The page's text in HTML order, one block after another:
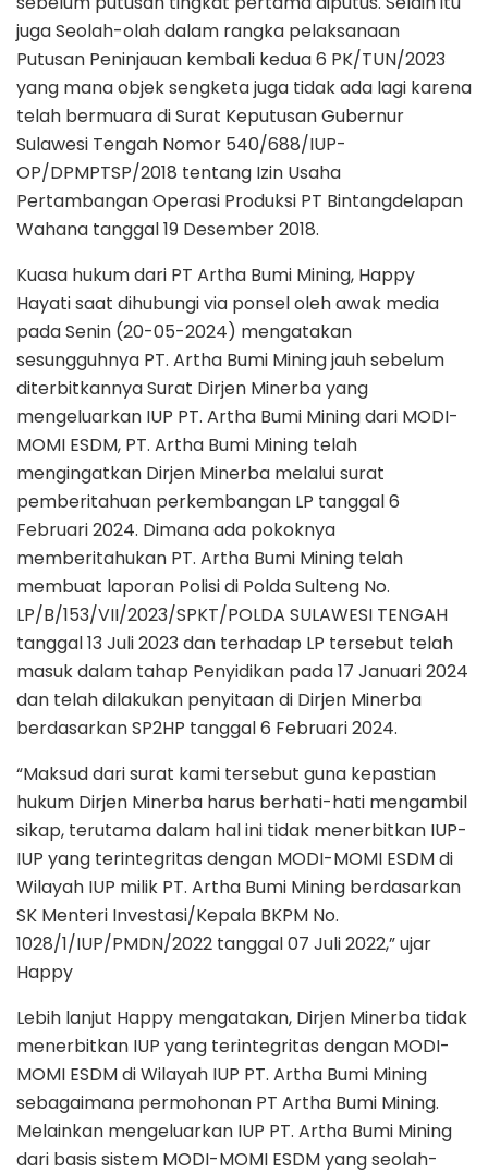
juga Seolah-olah dalam rangka pelaksanaan
Putusan Peninjauan kembali kedua 6 PK/TUN/2023
yang mana objek sengketa juga tidak ada lagi karena
telah bermuara di Surat Keputusan Gubernur
Sulawesi Tengah Nomor 540/688/IUP-
OP/DPMPTSP/2018 tentang Izin Usaha
Pertambangan Operasi Produksi PT Bintangdelapan
Wahana tanggal 19 Desember 2018.
Kuasa hukum dari PT Artha Bumi Mining, Happy
Hayati saat dihubungi via ponsel oleh awak media
pada Senin (20-05-2024) mengatakan
sesungguhnya PT. Artha Bumi Mining jauh sebelum
diterbitkannya Surat Dirjen Minerba yang
mengeluarkan IUP PT. Artha Bumi Mining dari MODI-
MOMI ESDM, PT. Artha Bumi Mining telah
mengingatkan Dirjen Minerba melalui surat
pemberitahuan perkembangan LP tanggal 6
Februari 2024. Dimana ada pokoknya
memberitahukan PT. Artha Bumi Mining telah
membuat laporan Polisi di Polda Sulteng No.
LP/B/153/VII/2023/SPKT/POLDA SULAWESI TENGAH
tanggal 13 Juli 2023 dan terhadap LP tersebut telah
masuk dalam tahap Penyidikan pada 17 Januari 2024
dan telah dilakukan penyitaan di Dirjen Minerba
berdasarkan SP2HP tanggal 6 Februari 2024.
“Maksud dari surat kami tersebut guna kepastian
hukum Dirjen Minerba harus berhati-hati mengambil
sikap, terutama dalam hal ini tidak menerbitkan IUP-
IUP yang terintegritas dengan MODI-MOMI ESDM di
Wilayah IUP milik PT. Artha Bumi Mining berdasarkan
SK Menteri Investasi/Kepala BKPM No.
1028/1/IUP/PMDN/2022 tanggal 07 Juli 2022,” ujar
Happy
Lebih lanjut Happy mengatakan, Dirjen Minerba tidak
menerbitkan IUP yang terintegritas dengan MODI-
MOMI ESDM di Wilayah IUP PT. Artha Bumi Mining
sebagaimana permohonan PT Artha Bumi Mining.
Melainkan mengeluarkan IUP PT. Artha Bumi Mining
dari basis sistem MODI-MOMI ESDM yang seolah-